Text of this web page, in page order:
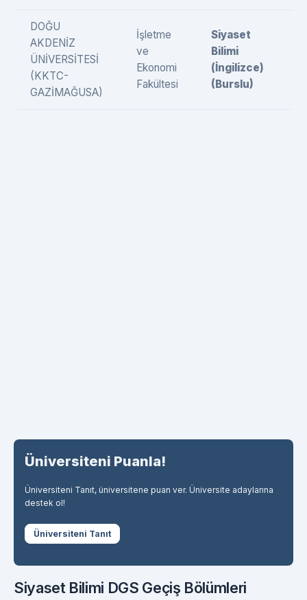
DOĞU
AKDENİZ
ÜNİVERSİTESİ
(KKTC-
GAZİMAĞUSA)
İşletme
ve
Ekonomi
Fakültesi
Siyaset
Bilimi
(İngilizce)
(Burslu)
Üniversiteni Puanla!
Üniversiteni Tanıt, üniversitene puan ver. Üniversite adaylarına
destek ol!
Üniversiteni Tanıt
Siyaset Bilimi DGS Geçiş Bölümleri